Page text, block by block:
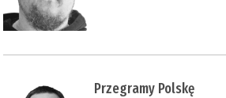
Przegramy Polskę